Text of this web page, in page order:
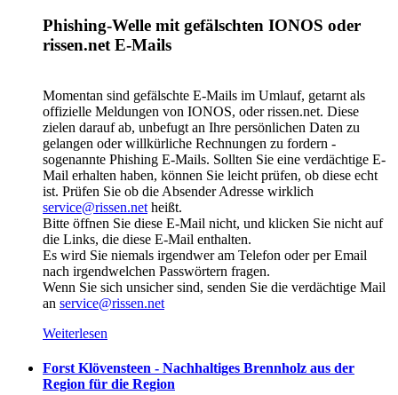
Phishing-Welle mit gefälschten IONOS oder
rissen.net E-Mails
Momentan sind gefälschte E-Mails im Umlauf, getarnt als
offizielle Meldungen von IONOS, oder rissen.net. Diese
zielen darauf ab, unbefugt an Ihre persönlichen Daten zu
gelangen oder willkürliche Rechnungen zu fordern -
sogenannte Phishing E-Mails. Sollten Sie eine verdächtige E-
Mail erhalten haben, können Sie leicht prüfen, ob diese echt
ist. Prüfen Sie ob die Absender Adresse wirklich
service@rissen.net heißt.
Bitte öffnen Sie diese E-Mail nicht, und klicken Sie nicht auf
die Links, die diese E-Mail enthalten.
Es wird Sie niemals irgendwer am Telefon oder per Email
nach irgendwelchen Passwörtern fragen.
Wenn Sie sich unsicher sind, senden Sie die verdächtige Mail
an service@rissen.net
Weiterlesen
Forst Klövensteen - Nachhaltiges Brennholz aus der
Region für die Region